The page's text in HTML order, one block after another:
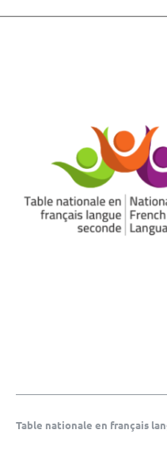
Table nationale en français